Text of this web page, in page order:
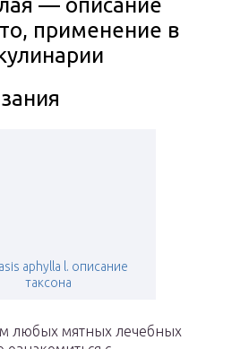
— описание
применение в
aphylla l. описание
таксона
любых мятных лечебных